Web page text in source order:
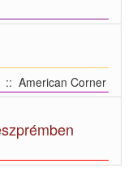
:: American Corner